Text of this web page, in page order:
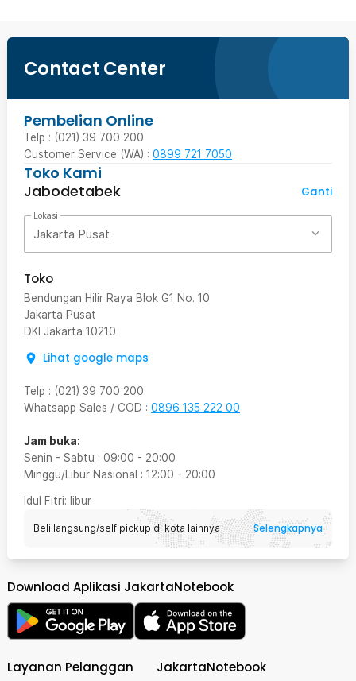
Contact Center
Pembelian Online
Telp : (021) 39 700 200
Customer Service (WA) : 0899 721 7050
Toko Kami
Jabodetabek
Ganti
Lokasi
Jakarta Pusat
Toko
Bendungan Hilir Raya Blok G1 No. 10
Jakarta Pusat
DKI Jakarta 10210
Lihat google maps
Telp : (021) 39 700 200
Whatsapp Sales / COD : 0896 135 222 00
Jam buka:
Senin - Sabtu : 09:00 - 20:00
Minggu/Libur Nasional : 12:00 - 20:00
Idul Fitri: libur
Beli langsung/self pickup di kota lainnya Selengkapnya
Download Aplikasi JakartaNotebook
Layanan Pelanggan JakartaNotebook